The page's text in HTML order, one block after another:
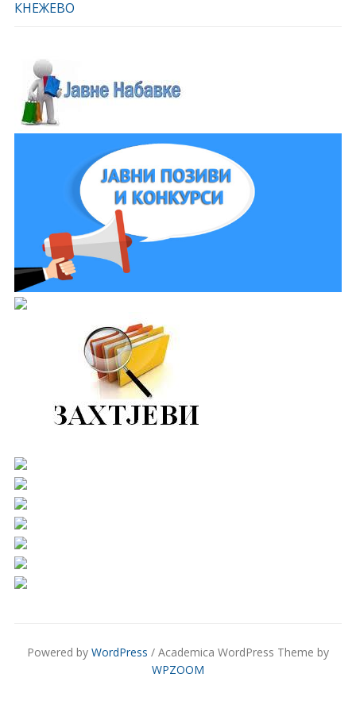
КНЕЖЕВО
Powered by WordPress / Academica WordPress Theme by
WPZOOM